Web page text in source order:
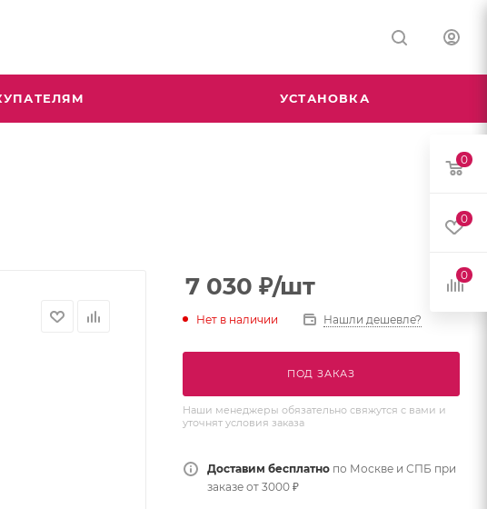
УСТАНОВКА
7 030 ₽/шт
Нет в наличии Нашли дешевле?
ПОД ЗАКАЗ
Наши менеджеры обязательно свяжутся с вами и
уточнят условия заказа
Доставим бесплатно по Москве и СПБ при
заказе от 3000 ₽
0
0
0